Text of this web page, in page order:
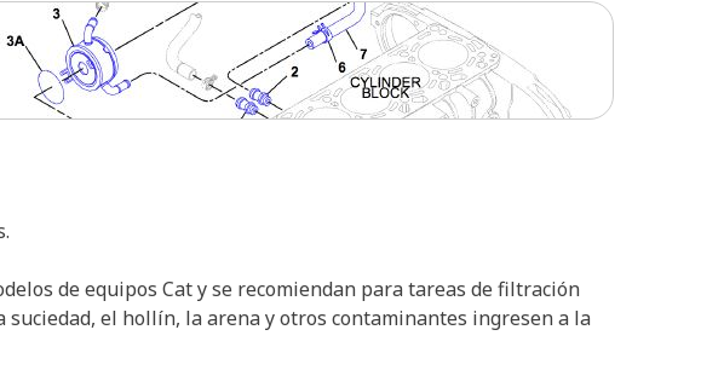
de equipos Cat y se recomiendan para tareas de filtración
el hollín, la arena y otros contaminantes ingresen a la